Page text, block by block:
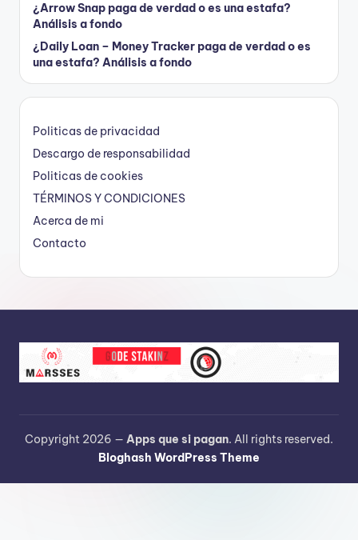
¿Arrow Snap paga de verdad o es una estafa?
Análisis a fondo
¿Daily Loan – Money Tracker paga de verdad o es
una estafa? Análisis a fondo
Politicas de privacidad
Descargo de responsabilidad
Politicas de cookies
TÉRMINOS Y CONDICIONES
Acerca de mi
Contacto
Copyright 2026 — Apps que si pagan. All rights reserved.
Bloghash WordPress Theme